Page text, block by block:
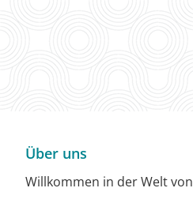
Über uns
Willkommen in der Welt